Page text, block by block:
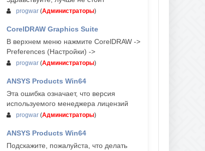
progwar (Администраторы)
CorelDRAW Graphics Suite
03-авг, 18:58
В верхнем меню нажмите CorelDRAW ->
Preferences (Настройки) ->
progwar (Администраторы)
ANSYS Products Win64
Эта ошибка означает, что версия
используемого менеджера лицензий
progwar (Администраторы)
ANSYS Products Win64
Подскажите, пожалуйста, что делать